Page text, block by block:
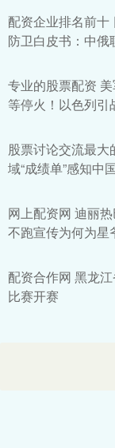
配资企业排名前十
防卫白皮书：中
专业的股票配资
等停火！以色列引
股票讨论交流最大
域“成绩单”感知中
网上配资网 迪丽
不跑宣传为何为星
配资合作网 黑龙
比赛开赛